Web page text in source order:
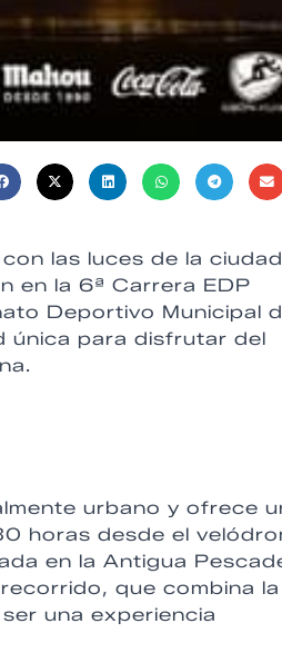
las luces de la
en la 6ª Carrera EDP
Deportivo Municipal
única para disfrutar del
urbano y ofrece
horas desde el
en la Antigua
que combina la
una experiencia